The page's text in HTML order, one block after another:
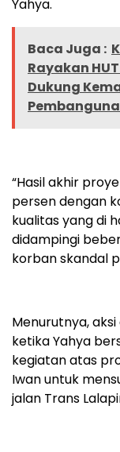
Yahya.
Baca Juga :
Rayakan
Dukung
“Hasil akhir
persen dengan
kualitas yang di
didampingi
korban skandal
Menurutnya,
ketika Yahya
kegiatan atas
Iwan untuk
jalan Trans